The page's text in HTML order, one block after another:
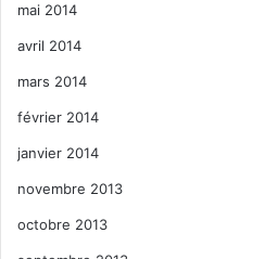
mai 2014
avril 2014
mars 2014
février 2014
janvier 2014
novembre 2013
octobre 2013